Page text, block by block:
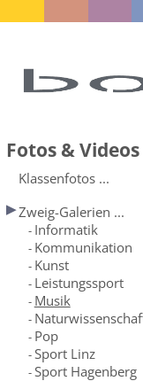
Fotos & Videos
Klassenfotos ...
Zweig-Galerien ...
- Informatik
- Kommunikation
- Kunst
- Leistungssport
- Musik
-
- Pop
-Sport Linz
-Sport Hagenberg